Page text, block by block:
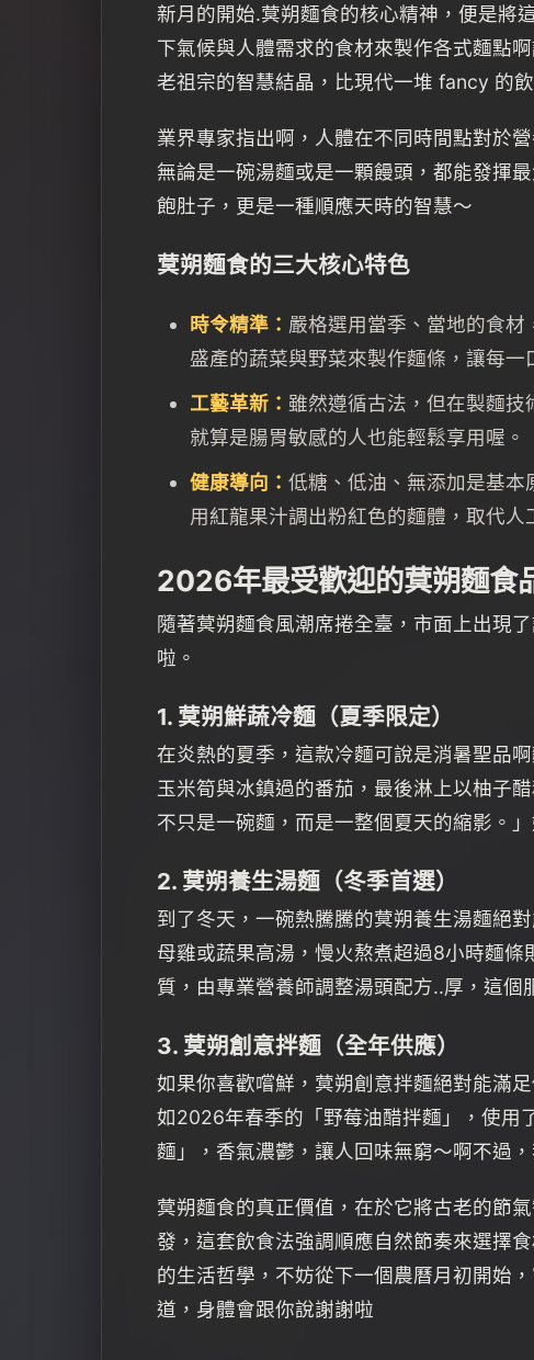
新月的開始.蓂朔麵食的核心精神，便是將
下氣候與人體需求的食材來製作各式麵點
老祖宗的智慧結晶，比現代一堆 fancy 的
業界專家指出啊，人體在不同時間點對於
無論是一碗湯麵或是一顆饅頭，都能發揮
飽肚子，更是一種順應天時的智慧～
蓂朔麵食的三大核心特色
時令精準： 嚴格選用當季、當地的食
盛產的蔬菜與野菜來製作麵條，讓每一
工藝革新： 雖然遵循古法，但在製麵技
就算是腸胃敏感的人也能輕鬆享用喔。
健康導向： 低糖、低油、無添加是基本
用紅龍果汁調出粉紅色的麵體，取代
2026年最受歡迎的蓂朔麵食
隨著蓂朔麵食風潮席捲全臺，市面上出現
啦。
1. 蓂朔鮮蔬冷麵（夏季限定）
在炎熱的夏季，這款冷麵可說是消暑聖品
玉米筍與冰鎮過的番茄，最後淋上以柚子
不只是一碗麵，而是一整個夏天的縮影。
2. 蓂朔養生湯麵（冬季首選）
到了冬天，一碗熱騰騰的蓂朔養生湯麵絕
母雞或蔬果高湯，慢火熬煮超過8小時麵
質，由專業營養師調整湯頭配方..厚，這
3. 蓂朔創意拌麵（全年供應）
如果你喜歡嚐鮮，蓂朔創意拌麵絕對能滿
如2026年春季的「野莓油醋拌麵」，使用
麵」，香氣濃鬱，讓人回味無窮～啊不過
蓂朔麵食的真正價值，在於它將古老的節
發，這套飲食法強調順應自然節奏來選擇
的生活哲學，不妨從下一個農曆月初開始
道，身體會跟你說謝謝啦